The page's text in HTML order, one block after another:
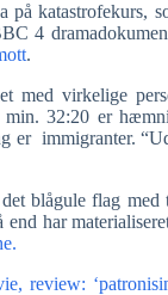
katastrofekurs,
4
.
med virkelige
32:20 er
er immigranter.
blågule flag
har
review: